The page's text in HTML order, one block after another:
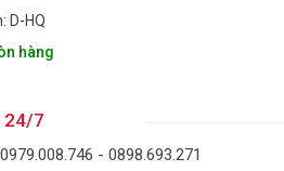
D-HQ
hàng
24/7
- 0898.693.271